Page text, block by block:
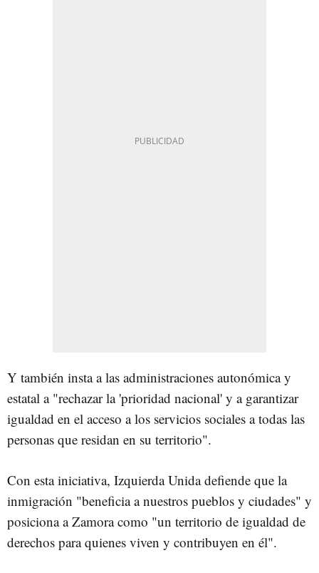
Y también insta a las administraciones autonómica y
estatal a "rechazar la 'prioridad nacional' y a garantizar
igualdad en el acceso a los servicios sociales a todas las
personas que residan en su territorio".
Con esta iniciativa, Izquierda Unida defiende que la
inmigración "beneficia a nuestros pueblos y ciudades" y
posiciona a Zamora como "un territorio de igualdad de
derechos para quienes viven y contribuyen en él".